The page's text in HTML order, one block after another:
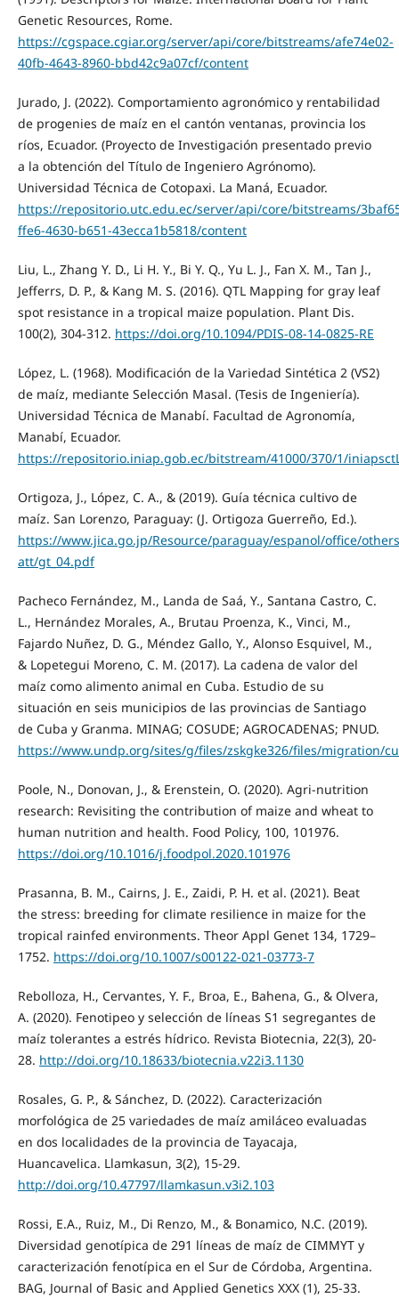
Genetic Resources, Rome.
https://cgspace.cgiar.org/server/api/core/bitstreams/afe74e02-
40fb-4643-8960-bbd42c9a07cf/content
Jurado, J. (2022). Comportamiento agronómico y rentabilidad
de progenies de maíz en el cantón ventanas, provincia los
ríos, Ecuador. (Proyecto de Investigación presentado previo
a la obtención del Título de Ingeniero Agrónomo).
Universidad Técnica de Cotopaxi. La Maná, Ecuador.
https://repositorio.utc.edu.ec/server/api/core/bitstreams/
ffe6-4630-b651-43ecca1b5818/content
Liu, L., Zhang Y. D., Li H. Y., Bi Y. Q., Yu L. J., Fan X. M., Tan J.,
Jefferrs, D. P., & Kang M. S. (2016). QTL Mapping for gray leaf
spot resistance in a tropical maize population. Plant Dis.
100(2), 304-312. https://doi.org/10.1094/PDIS-08-14-0825-RE
López, L. (1968). Modificación de la Variedad Sintética 2 (VS2)
de maíz, mediante Selección Masal. (Tesis de Ingeniería).
Universidad Técnica de Manabí. Facultad de Agronomía,
Manabí, Ecuador.
https://repositorio.iniap.gob.ec/bitstream/41000/370/1/
Ortigoza, J., López, C. A., & (2019). Guía técnica cultivo de
maíz. San Lorenzo, Paraguay: (J. Ortigoza Guerreño, Ed.).
https://www.jica.go.jp/Resource/paraguay/espanol/office/
att/gt_04.pdf
Pacheco Fernández, M., Landa de Saá, Y., Santana Castro, C.
L., Hernández Morales, A., Brutau Proenza, K., Vinci, M.,
Fajardo Nuñez, D. G., Méndez Gallo, Y., Alonso Esquivel, M.,
& Lopetegui Moreno, C. M. (2017). La cadena de valor del
maíz como alimento animal en Cuba. Estudio de su
situación en seis municipios de las provincias de Santiago
de Cuba y Granma. MINAG; COSUDE; AGROCADENAS; PNUD.
https://www.undp.org/sites/g/files/zskgke326/files/migration/
Poole, N., Donovan, J., & Erenstein, O. (2020). Agri-nutrition
research: Revisiting the contribution of maize and wheat to
human nutrition and health. Food Policy, 100, 101976.
https://doi.org/10.1016/j.foodpol.2020.101976
Prasanna, B. M., Cairns, J. E., Zaidi, P. H. et al. (2021). Beat
the stress: breeding for climate resilience in maize for the
tropical rainfed environments. Theor Appl Genet 134, 1729–
1752. https://doi.org/10.1007/s00122-021-03773-7
Rebolloza, H., Cervantes, Y. F., Broa, E., Bahena, G., & Olvera,
A. (2020). Fenotipeo y selección de líneas S1 segregantes de
maíz tolerantes a estrés hídrico. Revista Biotecnia, 22(3), 20-
28. http://doi.org/10.18633/biotecnia.v22i3.1130
Rosales, G. P., & Sánchez, D. (2022). Caracterización
morfológica de 25 variedades de maíz amiláceo evaluadas
en dos localidades de la provincia de Tayacaja,
Huancavelica. Llamkasun, 3(2), 15-29.
http://doi.org/10.47797/llamkasun.v3i2.103
Rossi, E.A., Ruiz, M., Di Renzo, M., & Bonamico, N.C. (2019).
Diversidad genotípica de 291 líneas de maíz de CIMMYT y
caracterización fenotípica en el Sur de Córdoba, Argentina.
BAG, Journal of Basic and Applied Genetics XXX (1), 25-33.